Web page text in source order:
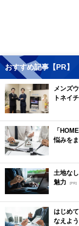
おすすめ記事【PR】
メンズ
トネイ
「
悩みを
土地な
魅力
[PR]
はじめ
なえよ